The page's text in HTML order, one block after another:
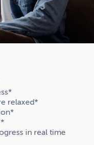
relaxed*
in real time